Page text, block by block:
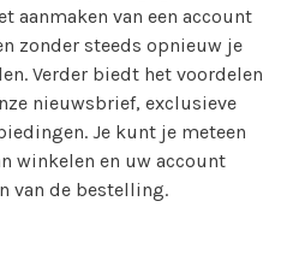
aanmaken van een account
zonder steeds opnieuw je
Verder biedt het voordelen
nieuwsbrief, exclusieve
Je kunt je meteen
winkelen en uw account
van de bestelling.